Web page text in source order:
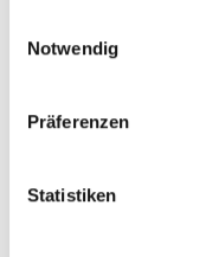
Notwendig
Präferenzen
StatistikenUnterkünfte